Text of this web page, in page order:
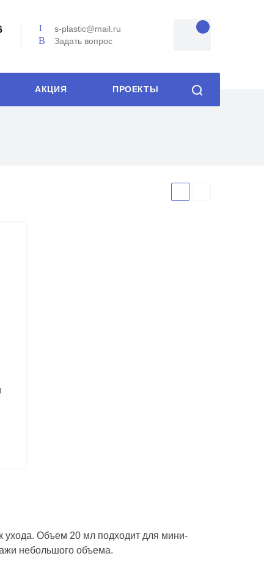
s-plastic@mail.ru
Задать вопрос
АКЦИЯ ПРОЕКТЫ
ухода. Объем 20 мл подходит для мини-
небольшого объема.